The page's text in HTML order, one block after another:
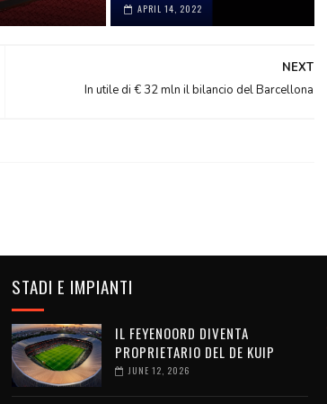
APRIL 14, 2022
NEXT
In utile di € 32 mln il bilancio del Barcellona
STADI E IMPIANTI
IL FEYENOORD DIVENTA
PROPRIETARIO DEL DE KUIP
JUNE 12, 2026